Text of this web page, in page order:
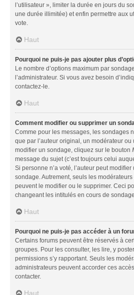
l’utilisateur », limiter la durée en jours du
une durée illimitée) et enfin permettre aux
vote.
Haut
Pourquoi ne puis-je pas ajouter plus
Le nombre d’options maximum par
l’administrateur. Si vous avez besoin
contactez-le.
Haut
Comment modifier ou supprimer un
Comme pour les messages, les sondages
que par l’auteur original, un modérateur ou
modifier un sondage, cliquez sur le bouton
message du sujet (c’est toujours celui
Si personne n’a voté, l’auteur peut
sondage. Autrement, seuls les
peuvent le modifier ou le supprimer. Ceci
changeant les intitulés en cours de
Haut
Pourquoi ne puis-je pas accéder à un
Certains forums peuvent être réservés à
groupes. Pour les consulter, les lire, y
permissions s’y rapportant. Seuls les
administrateurs peuvent accorder ces
contacter.
Haut